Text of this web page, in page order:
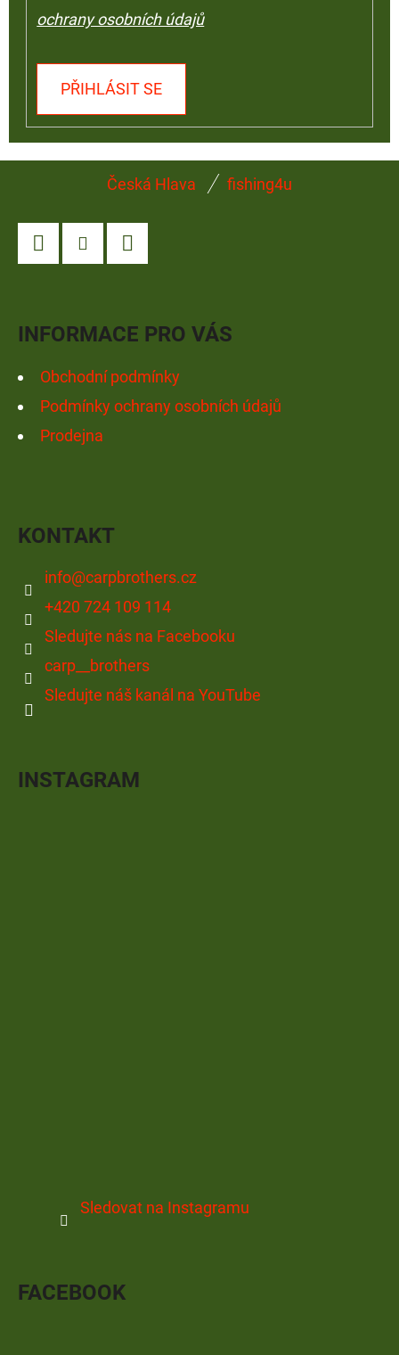
ochrany osobních údajů
PŘIHLÁSIT SE
Česká Hlava fishing4u
INFORMACE PRO VÁS
Obchodní podmínky
Podmínky ochrany osobních údajů
Prodejna
KONTAKT
info@carpbrothers.cz
+420 724 109 114
Sledujte nás na Facebooku
carp__brothers
Sledujte náš kanál na YouTube
INSTAGRAM
Sledovat na Instagramu
FACEBOOK